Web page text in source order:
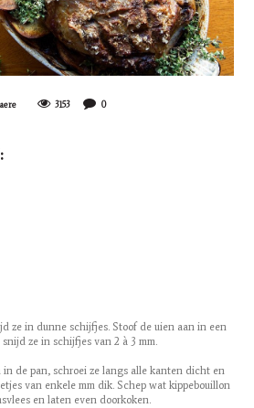
3153 0
ze in dunne schijfjes. Stoof de uien aan in een
ze in schijfjes van 2 à 3 mm.
in de pan, schroei ze langs alle kanten dicht en
van enkele mm dik. Schep wat kippebouillon
en laten even doorkoken.